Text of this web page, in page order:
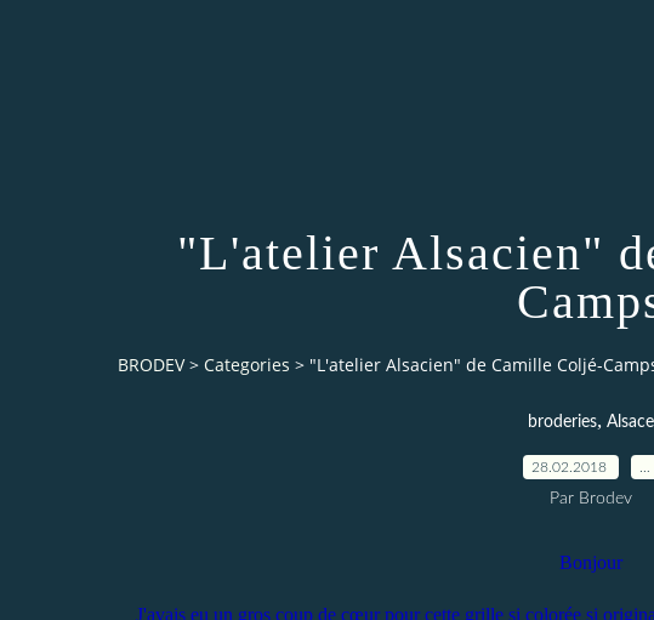
"L'atelier Alsacien"
BRODEV > Categories > "L'atelier Alsacien" de Camille Coljé-
broderies, Alsace
28.02.2018
Par Brodev
Bonjour
J'avais eu un gros coup de cœur pour cette grille si colorée si